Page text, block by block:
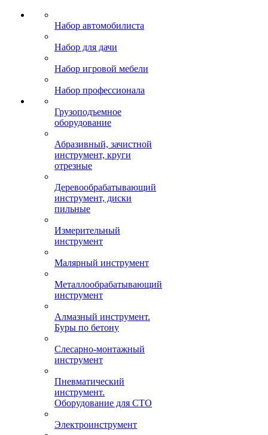
Набор автомобилиста
Набор для дачи
Набор игровой мебели
Набор профессионала
Грузоподъемное
оборудование
Абразивный, зачистной
инструмент, круги
отрезные
Деревообрабатывающий
инструмент, диски
пильные
Измерительный
инструмент
Малярный инструмент
Металлообрабатывающий
инструмент
Алмазный инструмент.
Буры по бетону
Слесарно-монтажный
инструмент
Пневматический
инструмент.
Оборудование для СТО
Электроинструмент